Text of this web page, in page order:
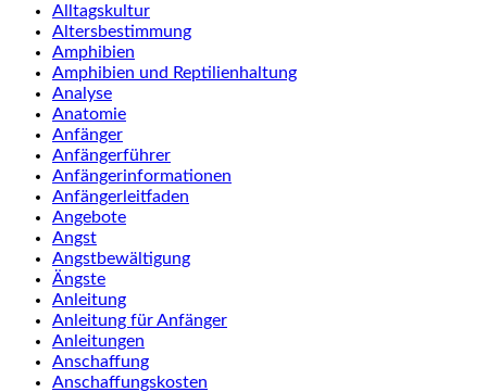
Alltagskultur
Altersbestimmung
Amphibien
Amphibien und Reptilienhaltung
Analyse
Anatomie
Anfänger
Anfängerführer
Anfängerinformationen
Anfängerleitfaden
Angebote
Angst
Angstbewältigung
Ängste
Anleitung
Anleitung für Anfänger
Anleitungen
Anschaffung
Anschaffungskosten